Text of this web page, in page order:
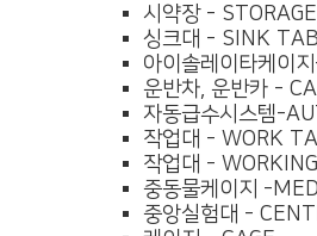
시약장 -
싱크대 - SINK
아이솔레이타케이
운반차, 운반카 -
자동급수시스템-
작업대 - WORK
작업대 -
중동물케이지 -
중앙실험대 -